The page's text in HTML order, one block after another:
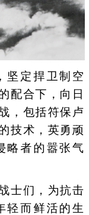
定捍卫制空
配合下，向日
，包括符保卢
技术，英勇顽
略者的嚣张气
士们，为抗击
轻而鲜活的生